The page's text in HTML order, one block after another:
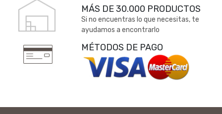
MÁS DE 30.000 PRODUCTOS
Si no encuentras lo que necesitas, te
ayudamos a encontrarlo
MÉTODOS DE PAGO